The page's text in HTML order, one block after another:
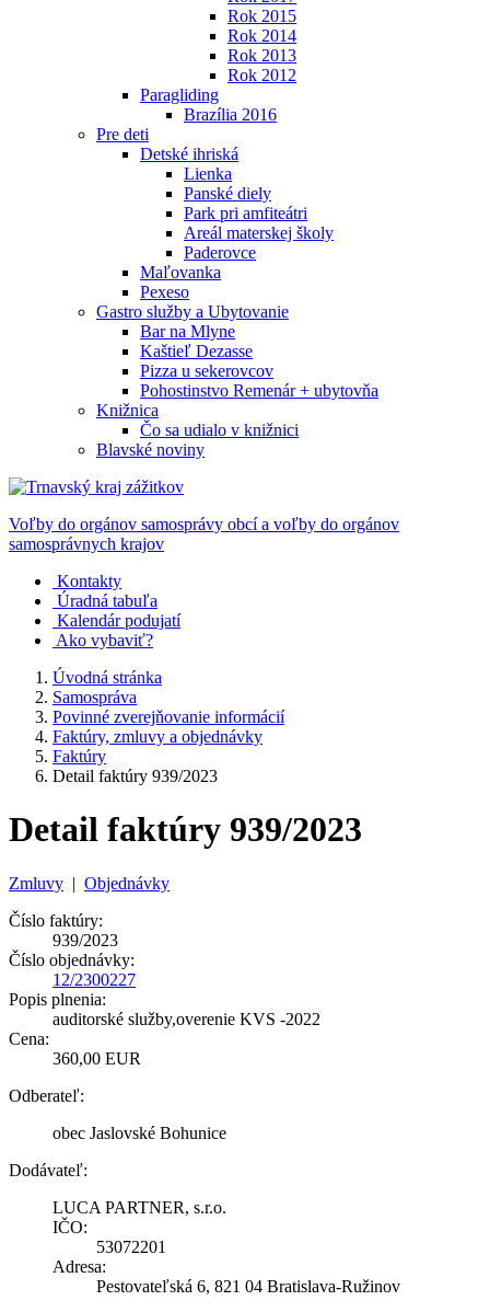
Rok 2015
Rok 2014
Rok 2013
Rok 2012
Paragliding
Brazília 2016
Pre deti
Detské ihriská
Lienka
Panské diely
Park pri amfiteátri
Areál materskej školy
Paderovce
Maľovanka
Pexeso
Gastro služby a Ubytovanie
Bar na Mlyne
Kaštieľ Dezasse
Pizza u sekerovcov
Pohostinstvo Remenár + ubytovňa
Knižnica
Čo sa udialo v knižnici
Blavské noviny
Voľby do orgánov samosprávy obcí a voľby do orgánov
samosprávnych krajov
Kontakty
Úradná tabuľa
Kalendár podujatí
Ako vybaviť?
Úvodná stránka
Samospráva
Povinné zverejňovanie informácií
Faktúry, zmluvy a objednávky
Faktúry
Detail faktúry 939/2023
Detail faktúry 939/2023
Zmluvy | Objednávky
Číslo faktúry:
939/2023
Číslo objednávky:
12/2300227
Popis plnenia:
auditorské služby,overenie KVS -2022
Cena:
360,00 EUR
Odberateľ:
obec Jaslovské Bohunice
Dodávateľ:
LUCA PARTNER, s.r.o.
IČO:
53072201
Adresa:
Pestovateľská 6, 821 04 Bratislava-Ružinov